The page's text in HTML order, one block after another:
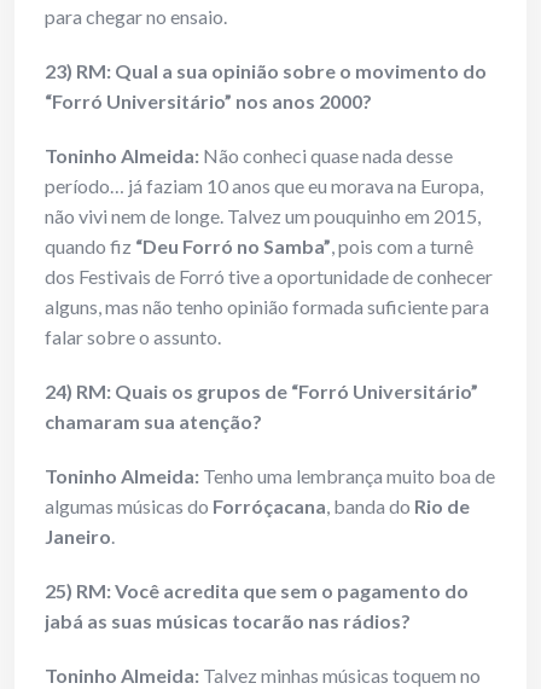
para chegar no ensaio.
23) RM: Qual a sua opinião sobre o movimento do
“Forró Universitário” nos anos 2000?
Toninho Almeida: Não conheci quase nada desse
período… já faziam 10 anos que eu morava na Europa,
não vivi nem de longe. Talvez um pouquinho em 2015,
quando fiz “Deu Forró no Samba”, pois com a turnê
dos Festivais de Forró tive a oportunidade de conhecer
alguns, mas não tenho opinião formada suficiente para
falar sobre o assunto.
24) RM: Quais os grupos de “Forró Universitário”
chamaram sua atenção?
Toninho Almeida: Tenho uma lembrança muito boa de
algumas músicas do Forróçacana, banda do Rio de
Janeiro.
25) RM: Você acredita que sem o pagamento do
jabá as suas músicas tocarão nas rádios?
Toninho Almeida: Talvez minhas músicas toquem no